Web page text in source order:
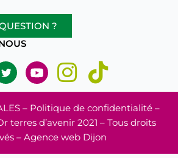
?
– Politique de confidentialité –
terres d’avenir 2021 – Tous droits
– Agence web Dijon